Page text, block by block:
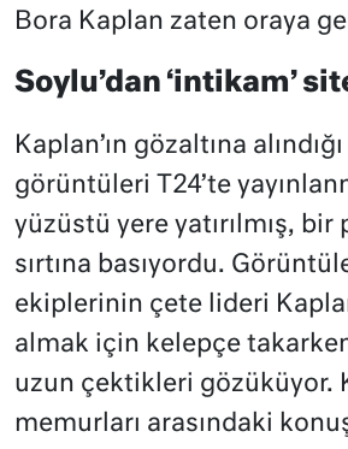
Bora Kaplan zaten oraya
Soylu’dan ‘intikam’
Kaplan’ın gözaltına
görüntüleri T24’te
yüzüstü yere yatırılmış,
sırtına basıyordu.
ekiplerinin çete lideri
almak için kelepçe
uzun çektikleri gözüküyor.
memurları arasındaki